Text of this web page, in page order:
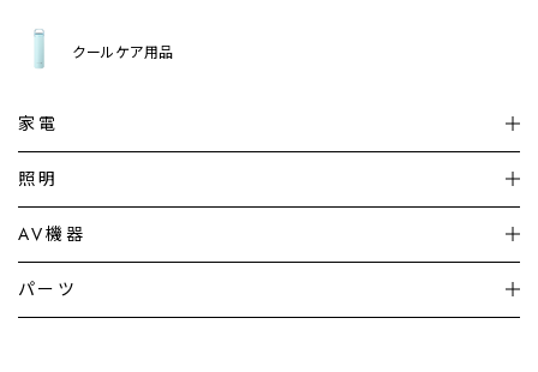
クールケア用品
家電
加湿器・空気清浄機
暖房機 掃除機
照明
シーリングライト
デスクライト
AV機器
テレビ
パーツ